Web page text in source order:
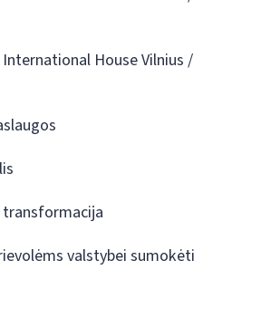
House Vilnius /
valstybei sumokėti